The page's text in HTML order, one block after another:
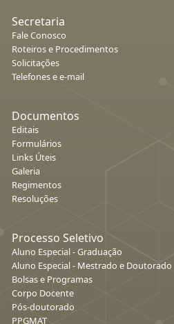
Secretaria
Fale Conosco
Roteiros e Procedimentos
Solicitações
Telefones e e-mail
Documentos
Editais
Formulários
Links Úteis
Galeria
Regimentos
Resoluções
Processo Seletivo
Aluno Especial - Graduação
Aluno Especial - Mestrado e Doutorado
Bolsas e Programas
Corpo Docente
Pós-doutorado
PPGMAT